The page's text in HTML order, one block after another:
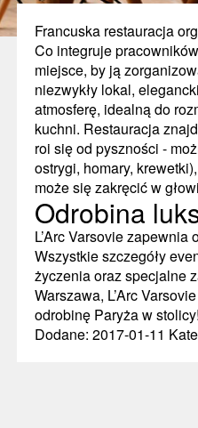
Francuska restauracja
Co integruje
miejsce, by ją
niezwykły lokal,
atmosferę, idealną do
kuchni. Restauracja
roi się od pyszności -
ostrygi, homary,
może się zakręcić w
Odrobina
L’Arc Varsovie
Wszystkie szczegóły
życzenia oraz specjalne
Warszawa, L’Arc
odrobinę Paryża w stolicy!
Dodane: 2017-01-11